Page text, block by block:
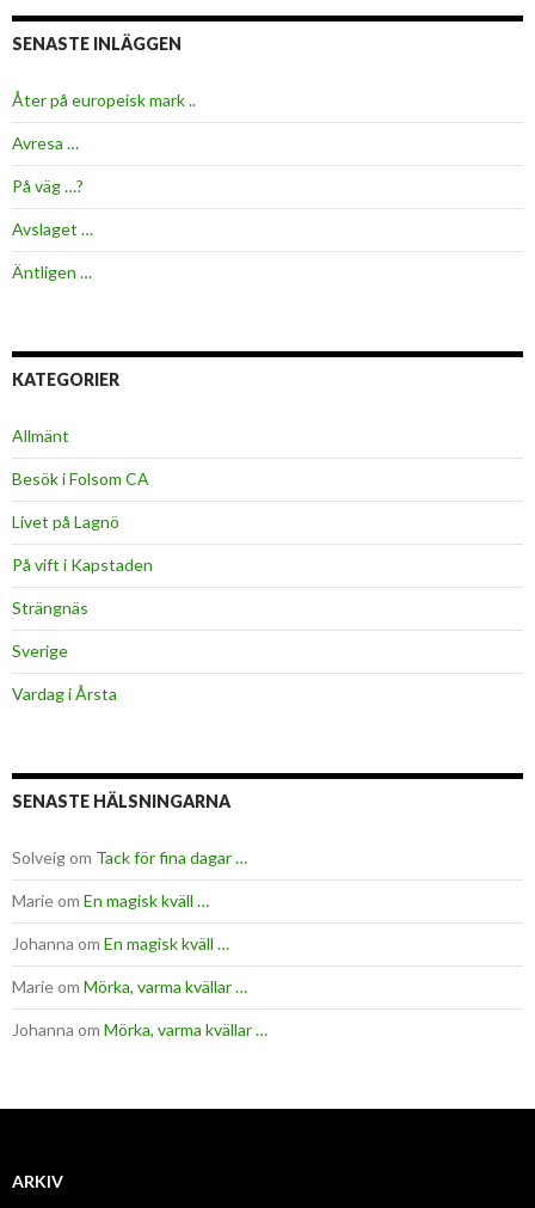
SENASTE INLÄGGEN
Åter på europeisk mark ..
Avresa …
På väg …?
Avslaget …
Äntligen …
KATEGORIER
Allmänt
Besök i Folsom CA
Livet på Lagnö
På vift i Kapstaden
Strängnäs
Sverige
Vardag i Årsta
SENASTE HÄLSNINGARNA
Solveigom Tack för fina dagar …
Marieom En magisk kväll …
Johanna om En magisk kväll …
Marieom Mörka, varma kvällar …
Johanna om Mörka, varma kvällar …
ARKIV